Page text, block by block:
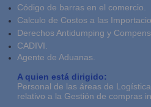
Código de barras en el comercio.
Calculo de Costos a las
Derechos Antidumping y
CADIVI.
Agente de Aduanas.
A quien está dirigido:
Personal de las áreas de
relativo a la Gestión de compras